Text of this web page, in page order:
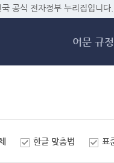
메
공식 전자정부 누리집입니다.
어문 규정
한글 맞춤법 표